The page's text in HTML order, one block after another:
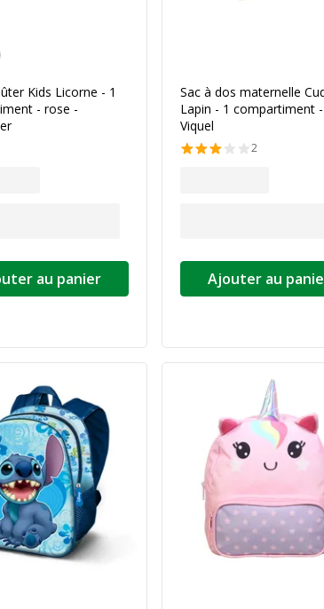
Kids Licorne - 1
- rose -
au panier
Sac à dos maternelle
Lapin - 1 compartiment -
Viquel
2
Ajouter au